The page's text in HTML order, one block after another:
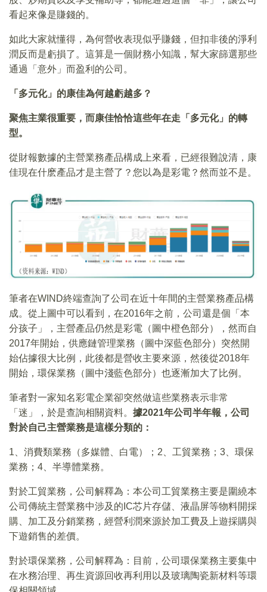
看起來像是賺錢的。
如此大家就懂得，為何營收表現似乎賺錢，但扣非後的淨利
潤反而是虧損了。這算是一個財務小知識，幫大家篩選那些
通過「意外」而盈利的公司。
「多元化」的康佳為何越虧越多？
聚焦主業很重要，而康佳恰恰這些年在走「多元化」的轉
型。
從財報數據的主營業務產品構成上來看，已經很難說清，康
佳現在什麽產品才是主營了？您以為是彩電？然而並不是。
筆者在WIND終端查詢了公司在近十年間的主營業務產品構
成。從上圖中可以看到，在2016年之前，公司還是個「本
分孩子」，主營產品仍然是彩電（圖中橙色部分），然而自
2017年開始，供應鏈管理業務（圖中深藍色部分）突然開
始佔據很大比例，此後都是營收主要來源，然後從2018年
開始，環保業務（圖中淺藍色部分）也逐漸加大了比例。
筆者對一家知名彩電企業卻突然做這些業務表示非常
「迷」，於是查詢相關資料。 據2021年公司半年報，公司
對於自己主營業務是這樣分類的：
1、消費類業務（多媒體、白電）；2、工貿業務；3、環保
業務；4、半導體業務。
對於工貿業務，公司解釋為：本公司工貿業務主要是圍繞本
公司傳統主營業務中涉及的IC芯片存儲、液晶屏等物料開採
購、加工及分銷業務，經營利潤來源於加工費及上遊採購與
下遊銷售的差價。
對於環保業務，公司解釋為：目前，公司環保業務主要集中
在水務治理、再生資源回收再利用以及玻璃陶瓷新材料等環